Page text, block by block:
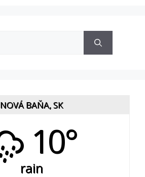
NOVÁ BAŇA, SK
10°
rain